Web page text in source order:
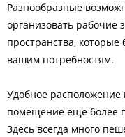
Разнообразные
организовать рабочие
пространства, которые
вашим потребностям.
Удобное расположение
помещение еще более
Здесь всегда много